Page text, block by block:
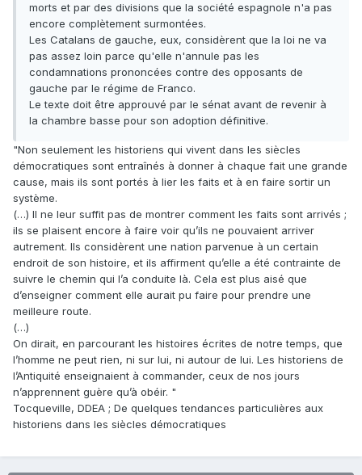
morts et par des divisions que la société espagnole n'a pas
encore complètement surmontées.
Les Catalans de gauche, eux, considèrent que la loi ne va
pas assez loin parce qu'elle n'annule pas les
condamnations prononcées contre des opposants de
gauche par le régime de Franco.
Le texte doit être approuvé par le sénat avant de revenir à
la chambre basse pour son adoption définitive.
"Non seulement les historiens qui vivent dans les siècles
démocratiques sont entraînés à donner à chaque fait une grande
cause, mais ils sont portés à lier les faits et à en faire sortir un
système.
(…) Il ne leur suffit pas de montrer comment les faits sont arrivés ;
ils se plaisent encore à faire voir qu’ils ne pouvaient arriver
autrement. Ils considèrent une nation parvenue à un certain
endroit de son histoire, et ils affirment qu’elle a été contrainte de
suivre le chemin qui l’a conduite là. Cela est plus aisé que
d’enseigner comment elle aurait pu faire pour prendre une
meilleure route.
(…)
On dirait, en parcourant les histoires écrites de notre temps, que
l’homme ne peut rien, ni sur lui, ni autour de lui. Les historiens de
l’Antiquité enseignaient à commander, ceux de nos jours
n’apprennent guère qu’à obéir. "
Tocqueville, DDEA ; De quelques tendances particulières aux
historiens dans les siècles démocratiques